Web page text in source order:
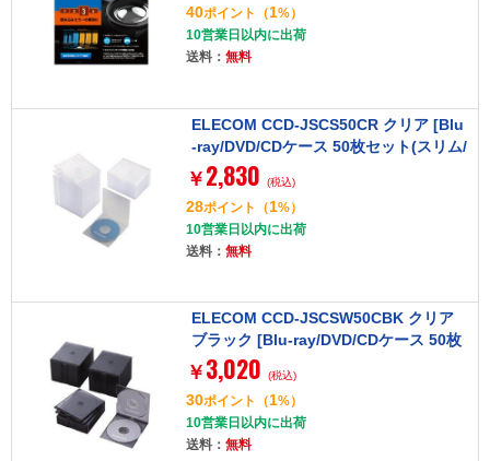
40ポイント （1%）
10営業日以内に出荷
送料： 無料
ELECOM CCD-JSCS50CR クリア [Blu
-ray/DVD/CDケース 50枚セット(スリム/
PS/1枚収納)]
￥ 2,830 (税込)
28ポイント （1%）
10営業日以内に出荷
送料： 無料
ELECOM CCD-JSCSW50CBK クリア
ブラック [Blu-ray/DVD/CDケース 50枚
セット(スリム/PS/2枚収納)]
￥ 3,020 (税込)
30ポイント （1%）
10営業日以内に出荷
送料： 無料